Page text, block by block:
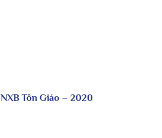
NXB Tôn Giáo – 2020